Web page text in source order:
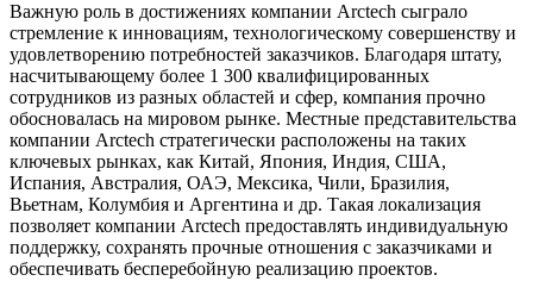
Важную роль в достижениях компании Arctech сыграло
стремление к инновациям, технологическому совершенству и
удовлетворению потребностей заказчиков. Благодаря штату,
насчитывающему более 1 300 квалифицированных
сотрудников из разных областей и сфер, компания прочно
обосновалась на мировом рынке. Местные представительства
компании Arctech стратегически расположены на таких
ключевых рынках, как Китай, Япония, Индия, США,
Испания, Австралия, ОАЭ, Мексика, Чили, Бразилия,
Вьетнам, Колумбия и Аргентина и др. Такая локализация
позволяет компании Arctech предоставлять индивидуальную
поддержку, сохранять прочные отношения с заказчиками и
обеспечивать бесперебойную реализацию проектов.